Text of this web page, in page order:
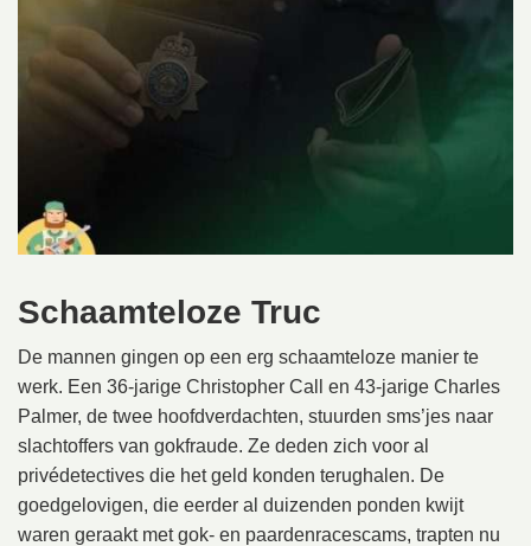
Schaamteloze Truc
De mannen gingen op een erg schaamteloze manier te
werk. Een 36-jarige Christopher Call en 43-jarige Charles
Palmer, de twee hoofdverdachten, stuurden sms’jes naar
slachtoffers van gokfraude. Ze deden zich voor al
privédetectives die het geld konden terughalen. De
goedgelovigen, die eerder al duizenden ponden kwijt
waren geraakt met gok- en paardenracescams, trapten nu